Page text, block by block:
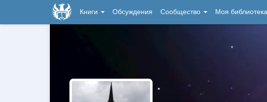
Книги Обсуждения Сообщество Моя библиотека